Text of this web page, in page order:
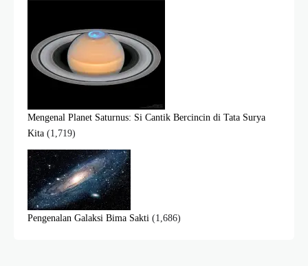
Mengenal Planet Saturnus: Si Cantik Bercincin di Tata Surya
Kita (1,719)
Pengenalan Galaksi Bima Sakti (1,686)